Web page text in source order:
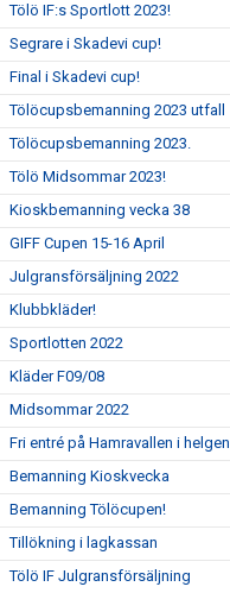
Tölö IF:s Sportlott 2023!
Segrare i Skadevi cup!
Final i Skadevi cup!
Tölöcupsbemanning 2023 utfall
Tölöcupsbemanning 2023.
Tölö Midsommar 2023!
Kioskbemanning vecka 38
GIFF Cupen 15-16 April
Julgransförsäljning 2022
Klubbkläder!
Sportlotten 2022
Kläder F09/08
Midsommar 2022
Fri entré på Hamravallen i helgen
Bemanning Kioskvecka
Bemanning Tölöcupen!
Tillökning i lagkassan
Tölö IF Julgransförsäljning